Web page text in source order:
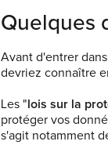
Quelques
Avant d'entrer
devriez connaître
Les " lois sur la
protéger vos
s'agit notamment